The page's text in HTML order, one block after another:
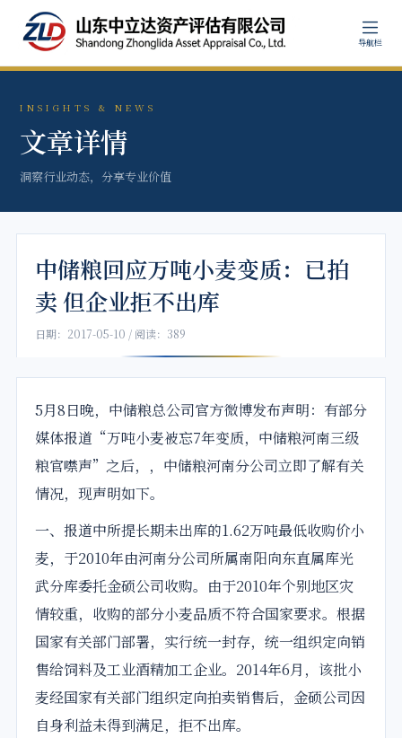
导航栏
INSIGHTS & NEWS
文章详情
洞察行业动态，分享专业价值
中储粮回应万吨小麦变质：已拍
卖 但企业拒不出库
日期：2017-05-10 / 阅读：389
5月8日晚，中储粮总公司官方微博发布声明：有部分
媒体报道“万吨小麦被忘7年变质，中储粮河南三级
粮官噤声”之后，，中储粮河南分公司立即了解有关
情况，现声明如下。
一、报道中所提长期未出库的1.62万吨最低收购价小
麦，于2010年由河南分公司所属南阳向东直属库光
武分库委托金硕公司收购。由于2010年个别地区灾
情较重，收购的部分小麦品质不符合国家要求。根据
国家有关部门部署，实行统一封存，统一组织定向销
售给饲料及工业酒精加工企业。2014年6月，该批小
麦经国家有关部门组织定向拍卖销售后，金硕公司因
自身利益未得到满足，拒不出库。